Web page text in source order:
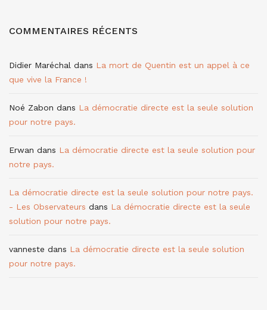
COMMENTAIRES RÉCENTS
Didier Maréchal dans La mort de Quentin est un appel à ce
que vive la France !
Noé Zabon dans La démocratie directe est la seule solution
pour notre pays.
Erwan dans La démocratie directe est la seule solution pour
notre pays.
La démocratie directe est la seule solution pour notre pays.
- Les Observateurs dans La démocratie directe est la seule
solution pour notre pays.
vanneste dans La démocratie directe est la seule solution
pour notre pays.